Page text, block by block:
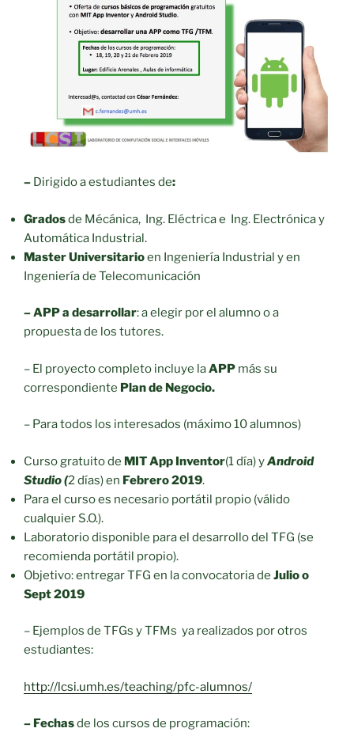
– Dirigido a estudiantes de:
Gradosde Mécánica, Ing. Eléctrica e Ing. Electrónica y
Automática Industrial.
Master Universitarioen Ingeniería Industrial y en
Ingeniería de Telecomunicación
– APP a desarrollar: a elegir por el alumno o a
propuesta de los tutores.
– El proyecto completo incluye laAPP más su
correspondiente Plan de Negocio.
– Para todos los interesados (máximo 10 alumnos)
Curso gratuito de MIT App Inventor(1 día) yAndroid
Studio (2 días) en Febrero 2019.
Para el curso es necesario portátil propio (válido
cualquier S.O.).
Laboratorio disponible para el desarrollo del TFG (se
recomienda portátil propio).
Objetivo: entregar TFG en la convocatoria de Julio o
Sept 2019
– Ejemplos de TFGs y TFMs ya realizados por otros
estudiantes:
http://lcsi.umh.es/teaching/pfc-alumnos/
– Fechasde los cursos de programación: